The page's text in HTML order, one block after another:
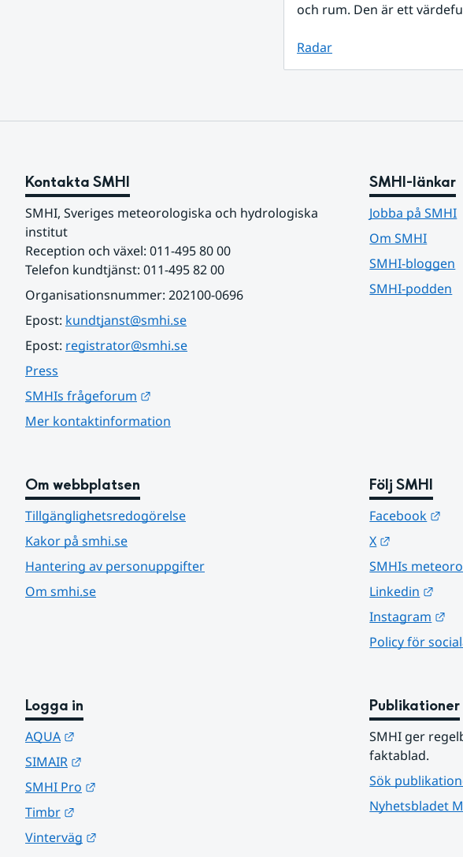
och rum. Den är ett
Radar
Kontakta SMHI
SMHI, Sveriges meteorologiska och hydrologiska
institut
Reception och växel: 011-495 80 00
Telefon kundtjänst: 011-495 82 00
Organisationsnummer: 202100-0696
Epost: kundtjanst@smhi.se
Epost: registrator@smhi.se
Press
SMHIs frågeforum
Mer kontaktinformation
SMHI-länkar
Jobba på SMHI
Om SMHI
SMHI-bloggen
SMHI-podden
Om webbplatsen
Tillgänglighetsredogörelse
Kakor på smhi.se
Hantering av personuppgifter
Om smhi.se
Följ SMHI
Facebook
X
SMHIs
Linkedin
Instagram
Policy för
Logga in
AQUA
SIMAIR
SMHI Pro
Timbr
Vinterväg
Publikationer
SMHI ger
faktablad.
Sök
Nyhetsbladet